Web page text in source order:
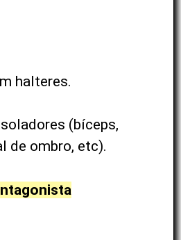
halteres.
(bíceps,
de ombro, etc).